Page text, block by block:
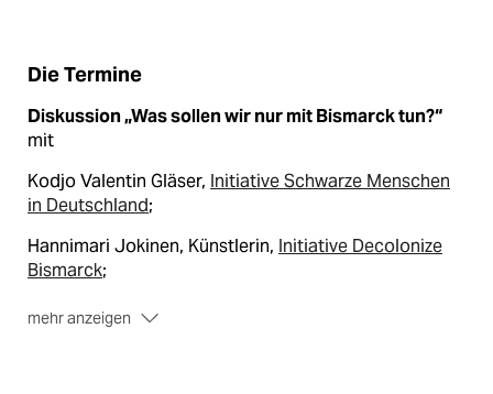
Die Termine
Diskussion „Was sollen wir nur mit Bismarck tun?“
mit
Kodjo Valentin Gläser, Initiative Schwarze Menschen
in Deutschland;
Hannimari Jokinen, Künstlerin, Initiative Decolonize
Bismarck;
mehr anzeigen